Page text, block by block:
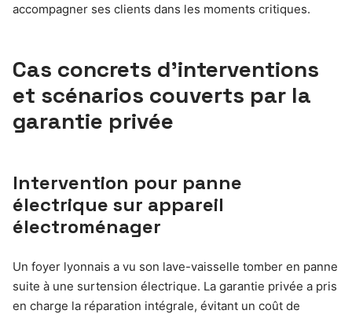
accompagner ses clients dans les moments critiques.
Cas concrets d’interventions
et scénarios couverts par la
garantie privée
Intervention pour panne
électrique sur appareil
électroménager
Un foyer lyonnais a vu son lave-vaisselle tomber en panne
suite à une surtension électrique. La garantie privée a pris
en charge la réparation intégrale, évitant un coût de